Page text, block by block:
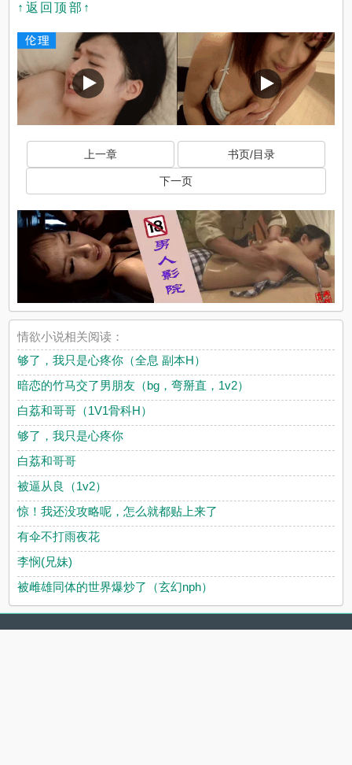
↑返回顶部↑
上一章 书页/目录
下一页
情欲小说相关阅读：
够了，我只是心疼你（全息 副本H）
暗恋的竹马交了男朋友（bg，弯掰直，1v2）
白荔和哥哥（1V1骨科H）
够了，我只是心疼你
白荔和哥哥
被逼从良（1v2）
惊！我还没攻略呢，怎么就都贴上来了
有伞不打雨夜花
李悯(兄妹)
被雌雄同体的世界爆炒了（玄幻nph）